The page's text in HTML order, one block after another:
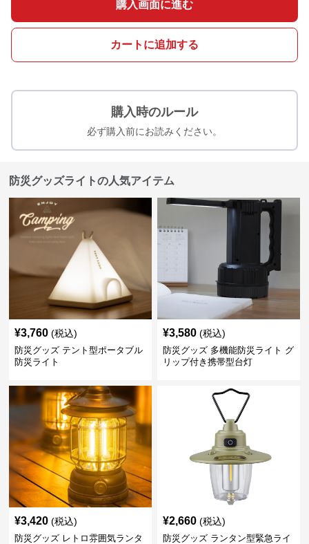
購入画面に進む
カートに追加する
購入時のルール
必ず購入前にお読みください。
防災グッズライトの人気アイテム
¥3,760 (税込)
防災グッズ テント型ポータブル
防災ライト
¥3,580 (税込)
防災グッズ 多機能防災ライト グ
リップ付き携帯型台灯
¥3,420 (税込)
防災グッズ レトロ雰囲気ランタ
¥2,660 (税込)
防災グッズ ランタン型緊急ライ